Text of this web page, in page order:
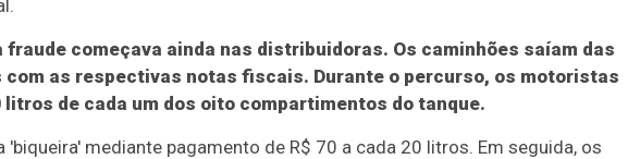
começava ainda nas distribuidoras. Os caminhões saíam das
as respectivas notas fiscais. Durante o percurso, os motoristas
de cada um dos oito compartimentos do tanque.
mediante pagamento de R$ 70 a cada 20 litros. Em seguida, os